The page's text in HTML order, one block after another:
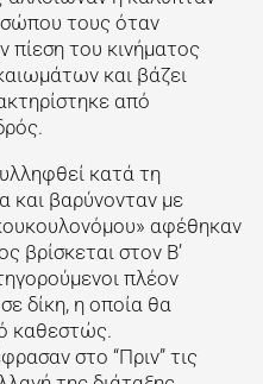
τους όταν
πίεση του κινήματος
και βάζει
από
κατά τη
και βαρύνονταν με
αφέθηκαν
βρίσκεται στον Β’
πλέον
δίκη, η οποία θα
καθεστώς.
στο “Πριν” τις